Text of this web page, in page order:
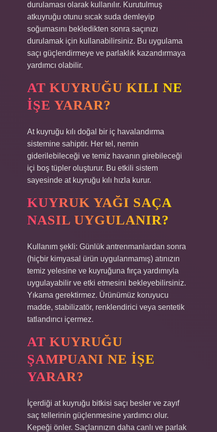
durulaması olarak kullanılır. Kurutulmuş
atkuyruğu otunu sıcak suda demleyip
soğumasını bekledikten sonra saçınızı
durulamak için kullanabilirsiniz. Bu uygulama
saçı güçlendirmeye ve parlaklık kazandırmaya
yardımcı olabilir.
AT KUYRUĞU KILI NE
IŞE YARAR?
At kuyruğu kılı doğal bir iç havalandırma
sistemine sahiptir. Her tel, nemin
giderilebileceği ve temiz havanın girebileceği
içi boş tüpler oluşturur. Bu etkili sistem
sayesinde at kuyruğu kılı hızla kurur.
KUYRUK YAĞI SAÇA
NASIL UYGULANIR?
Kullanım şekli: Günlük antrenmanlardan sonra
(hiçbir kimyasal ürün uygulanmamış) atınızın
temiz yelesine ve kuyruğuna fırça yardımıyla
uygulayabilir ve etki etmesini bekleyebilirsiniz.
Yıkama gerektirmez. Ürünümüz koruyucu
madde, stabilizatör, renklendirici veya sentetik
tatlandırıcı içermez.
AT KUYRUĞU
ŞAMPUANI NE IŞE
YARAR?
İçerdiği at kuyruğu bitkisi saçı besler ve zayıf
saç tellerinin güçlenmesine yardımcı olur.
Kepeği önler. Saçlarınızın daha canlı ve parlak